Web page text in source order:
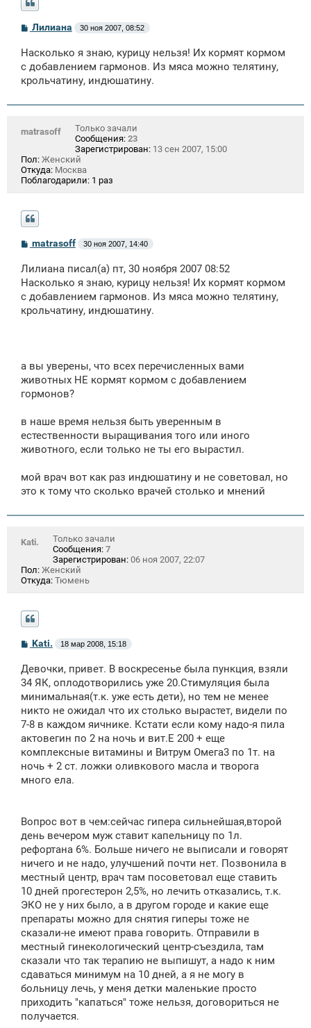
С
о
б
щ
е
н
е
Лилиана 30 ноя 2007, 08:52
Насколько я знаю, курицу нельзя! Их кормят кормом
с добавлением гармонов. Из мяса можно телятину,
крольчатину, индюшатину.
matrasoff
Только зачали
Сообщения: 23
Зарегистрирован: 13 сен 2007, 15:00
Пол: Женский
Откуда: Москва
Поблагодарили: 1 раз
С
о
б
щ
н
и
matrasoff 30 ноя 2007, 14:40
Лилиана писал(а) пт, 30 ноября 2007 08:52
Насколько я знаю, курицу нельзя! Их кормят кормом
с добавлением гармонов. Из мяса можно телятину,
крольчатину, индюшатину.
а вы уверены, что всех перечисленных вами
животных НЕ кормят кормом с добавлением
гормонов?
в наше время нельзя быть уверенным в
естественности выращивания того или иного
животного, если только не ты его вырастил.
мой врач вот как раз индюшатину и не советовал, но
это к тому что сколько врачей столько и мнений
Kati.
Только зачали
Сообщения: 7
Зарегистрирован: 06 ноя 2007, 22:07
Пол: Женский
Откуда: Тюмень
С
о
б
щ
н
и
е
Kati. 18 мар 2008, 15:18
Девочки, привет. В воскресенье была пункция, взяли
34 ЯК, оплодотворились уже 20.Стимуляция была
минимальная(т.к. уже есть дети), но тем не менее
никто не ожидал что их столько вырастет, видели по
7-8 в каждом яичнике. Кстати если кому надо-я пила
актовегин по 2 на ночь и вит.Е 200 + еще
комплексные витамины и Витрум Омега3 по 1т. на
ночь + 2 ст. ложки оливкового масла и творога
много ела.
Вопрос вот в чем:сейчас гипера сильнейшая,второй
день вечером муж ставит капельницу по 1л.
рефортана 6%. Больше ничего не выписали и говорят
ничего и не надо, улучшений почти нет. Позвонила в
местный центр, врач там посоветовал еще ставить
10 дней прогестерон 2,5%, но лечить отказались, т.к.
ЭКО не у них было, а в другом городе и какие еще
препараты можно для снятия гиперы тоже не
сказали-не имеют права говорить. Отправили в
местный гинекологический центр-съездила, там
сказали что так терапию не выпишут, а надо к ним
сдаваться минимум на 10 дней, а я не могу в
больницу лечь, у меня детки маленькие просто
приходить "капаться" тоже нельзя, договориться не
получается.